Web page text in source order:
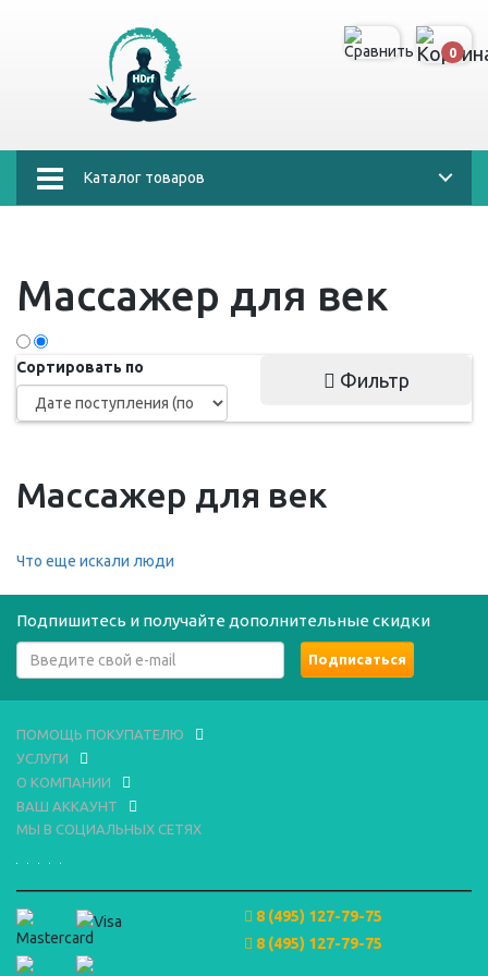
0
Каталог товаров
Массажер для век
Сортировать по
Фильтр
Массажер для век
Что еще искали люди
Подпишитесь и получайте дополнительные скидки
ПОМОЩЬ ПОКУПАТЕЛЮ
УСЛУГИ
О КОМПАНИИ
ВАШ АККАУНТ
МЫ В СОЦИАЛЬНЫХ СЕТЯХ
8 (495) 127-79-75
8 (495) 127-79-75